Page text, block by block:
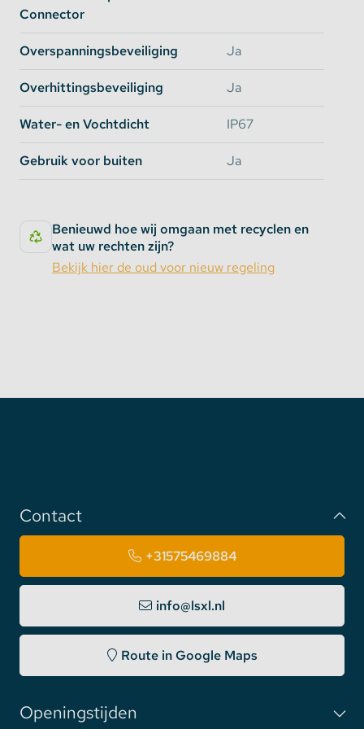
voedingsadapter heeft een ultradun design,
moeilijke plekken. Deze transformator kan ook
gebruikt worden als normale LED driver.
Hoe deze waterdichte transformator
aansluiten?
standaard geen LED DC aansluiting. Het aansluiten
van deze transformator is vrij eenvoudig:
output zijde.
voedingsadapter – hoge kwaliteit
transformator
Deze waterdichte transformator voor led strips is
niet alleen erg compact, makkelijk te bevestigen en
bijzonder stil maar met Euchips haal je ook een A-
merk in huis van uitmuntende kwaliteit.
Ben je dus op zoek naar een stabiele, stille,
ledstrips? Een krachtige 10A / 240W
Connector
Overspanningsbeveiliging Ja
Overhittingsbeveiliging Ja
Water- en Vochtdicht IP67
Gebruik voor buiten Ja
Benieuwd hoe wij omgaan met recyclen en
wat uw rechten zijn?
Bekijk hier de oud voor nieuw regeling
Contact
+31575469884
info@lsxl.nl
Route in Google Maps
Openingstijden